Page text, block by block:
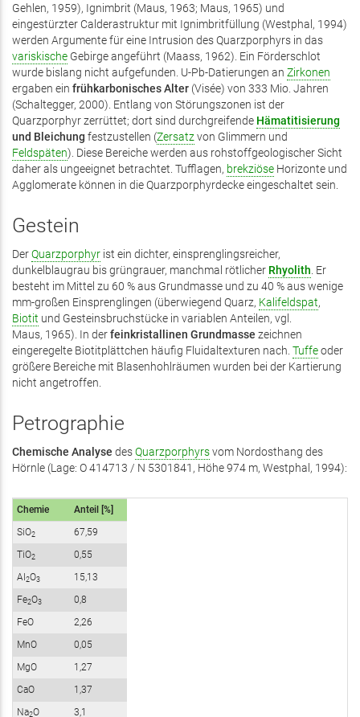
Gehlen, 1959), Ig­nimbrit (Maus, 1963; Maus, 1965) und
eingestürzter Calderastruktur mit Ignimbritfüllung (Westphal, 1994)
werden Argumente für eine Intrusion des Quarzporphyrs in das
variskische Gebirge angeführt (Maass, 1962). Ein Förderschlot
wurde bislang nicht aufgefunden. U-Pb-Datierungen an Zirkonen
ergaben ein frühkarbonisches Alter (Visée) von 333 Mio. Jahren
(Schaltegger, 2000). Entlang von Störungszonen ist der
Quarzporphyr zerrüttet; dort sind durchgreifende Hämatitisierung
und Bleichung festzustellen (Zersatzvon Glimmern und
Feldspäten). Diese Bereiche werden aus rohstoffgeologischer Sicht
daher als ungeeignet betrachtet. Tufflagen, brekziöse Horizonte und
Agglomerate können in die Quarzporphyrdecke eingeschaltet sein.
Gestein
DerQuarzporphyr ist ein dichter, einsprenglingsreicher,
dunkelblaugrau bis grüngrauer, manchmal rötlicher Rhyolith. Er
besteht im Mit­tel zu 60 % aus Grundmasse und zu 40 % aus wenige
mm-großen Einsprenglingen (überwiegend Quarz, Kalifeldspat,
Biotit und Gesteinsbruchstücke in variablen Anteilen, vgl.
Maus, 1965). In derfeinkristallinen Grundmasse zeichnen
eingeregelte Biotitplättchen häufig Fluidaltexturen nach. Tuffeoder
größere Bereiche mit Blasenhohlräumen wurden bei der Kartierung
nicht angetroffen.
Petrographie
Chemische Analyse desQuarzporphyrsvom Nordosthang des
Hörnle (Lage: O 414713 / N 5301841, Höhe 974 m, Westphal, 1994):
Chemie
Anteil [%]
SiO2
67,59
TiO2
0,55
Al 2O3
15,13
Fe2O3
0,8
FeO
2,26
MnO
0,05
MgO
1,27
CaO
1,37
Na2O 3,1